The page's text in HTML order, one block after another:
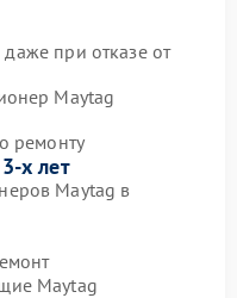
даже при отказе от
Maytag
ремонту
х лет
Maytag в
Maytag